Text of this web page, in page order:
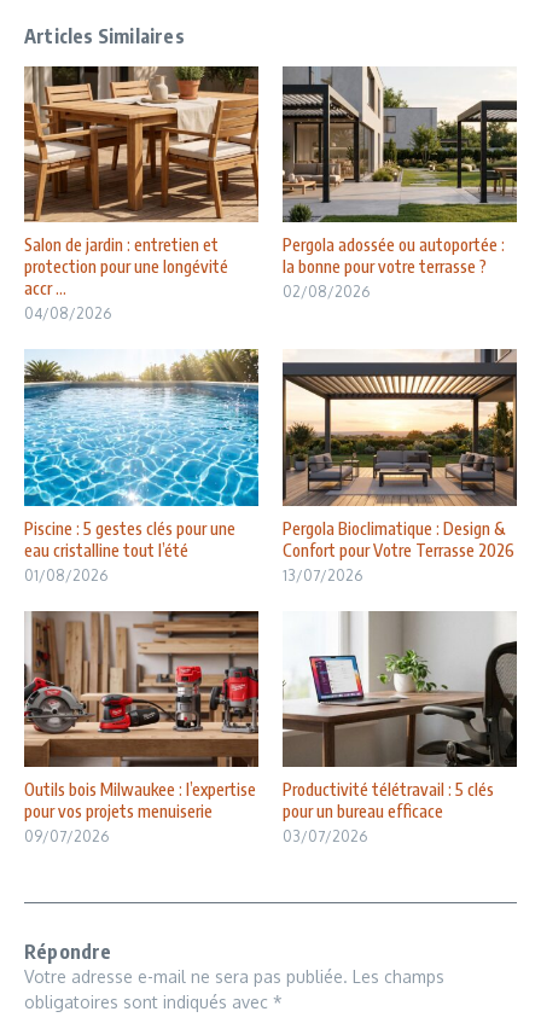
Articles Similaires
Salon de jardin : entretien et
protection pour une longévité
accr ...
04/08/2026
Pergola adossée ou autoportée :
la bonne pour votre terrasse ?
02/08/2026
Piscine : 5 gestes clés pour une
eau cristalline tout l’été
01/08/2026
Pergola Bioclimatique : Design &
Confort pour Votre Terrasse 2026
13/07/2026
Outils bois Milwaukee : l’expertise
pour vos projets menuiserie
09/07/2026
Productivité télétravail : 5 clés
pour un bureau efficace
03/07/2026
Répondre
Votre adresse e-mail ne sera pas publiée. Les champs
obligatoires sont indiqués avec *